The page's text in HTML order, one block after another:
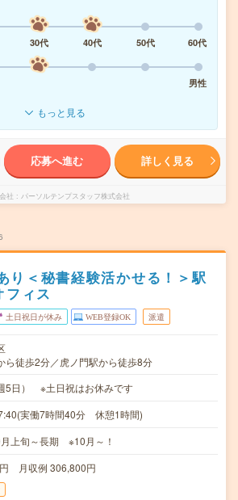
30代 40代 50代
60代
男性
もっと見る
応募へ進む 詳しく見る
社 パーソルテンプスタッフ株式会社
り＜秘書経験活かせる！＞駅
フィス
土日祝日が休み WEB登録OK 派遣
ら徒歩2分／虎ノ門駅から徒歩8分
5日） ※土日祝はお休みです
実働7時間40分 休憩1時間)
上旬～長期 ※10月～！
月収例 306,800円